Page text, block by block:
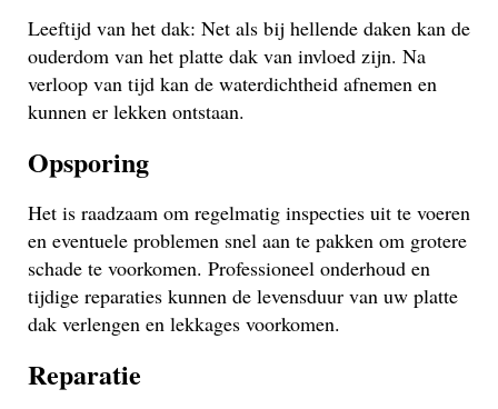
Leeftijd van het dak: Net als bij hellende daken kan de
ouderdom van het platte dak van invloed zijn. Na
verloop van tijd kan de waterdichtheid afnemen en
kunnen er lekken ontstaan.
Opsporing
Het is raadzaam om regelmatig inspecties uit te voeren
en eventuele problemen snel aan te pakken om grotere
schade te voorkomen. Professioneel onderhoud en
tijdige reparaties kunnen de levensduur van uw platte
dak verlengen en lekkages voorkomen.
Reparatie